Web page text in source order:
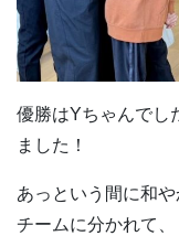
優勝はYちゃんで
ました！
あっという間に和
チームに分かれて、